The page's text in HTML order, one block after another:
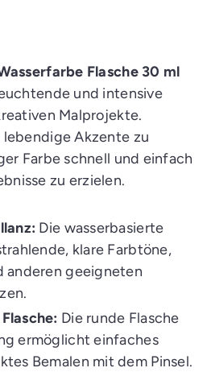
n
k
a
u
s
a
e
g
e
n
Flasche 30 ml
und intensive
Malprojekte.
Akzente zu
Farbe schnell und einfach
zu erzielen.
Die wasserbasierte
klare Farbtöne,
anderen geeigneten
Die runde Flasche
ermöglicht einfaches
Bemalen mit dem Pinsel.